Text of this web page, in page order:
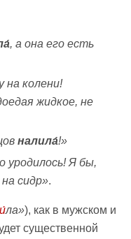
, а она его есть
на колени!
жидкое, не
налила́!»
уродилось! Я бы,
сидр».
и́ла»), как в мужском и
существенной